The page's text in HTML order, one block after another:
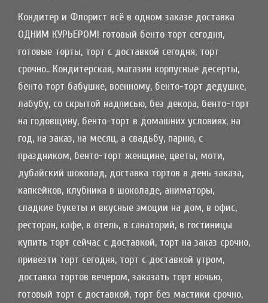
Кондитер и Флорист всё в одном заказе доставка
ОДНИМ КУРЬЕРОМ! готовый бенто торт сегодня,
готовые торты, торт с доставкой сегодня, торт
срочно.. Кондитерская, магазин корпусные десерты,
бенто торт бабушке, военному, бенто-торт дедушке,
лабубу, со скрытой надписью, без декора, бенто-торт
на годовщину, бенто-торт в домашних условиях, на
год, на заказ, на месяц, а свадьбу, парню, с
праздником, бенто-торт женщине, цветы, моти,
дубайский шоколад, доставка тортов в день заказа,
капкейков, клубника в шоколаде, аниматоры,
сладкие букеты и вкусные эмоции на дом, в офис,
ресторан, кафе, в отель, в санаторий, в гостиницы
купить торт сейчас с доставкой, торт на заказ срочно,
привезти торт сегодня, торт с доставкой утром,
доставка тортов вечером, заказать торт ночью,
готовый торт с доставкой, торт без мастики срочно,